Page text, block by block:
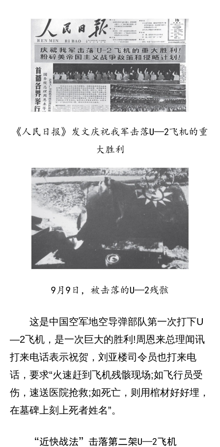
《人民日报》发文庆祝我军击落U—2飞机的重
大胜利
9月9日，被击落的U—2残骸
这是中国空军地空导弹部队第一次打下U
—2飞机，是一次巨大的胜利!周恩来总理闻讯
打来电话表示祝贺，刘亚楼司令员也打来电
话，要求“火速赶到飞机残骸现场;如飞行员受
伤，速送医院抢救;如死亡，则用棺材好好埋，
在墓碑上刻上死者姓名”。
“近快战法”击落第二架U—2飞机